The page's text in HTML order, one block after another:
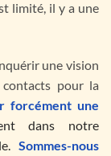
limité, il y a une
une vision
pour la
forcément une
dans notre
Sommes-nous